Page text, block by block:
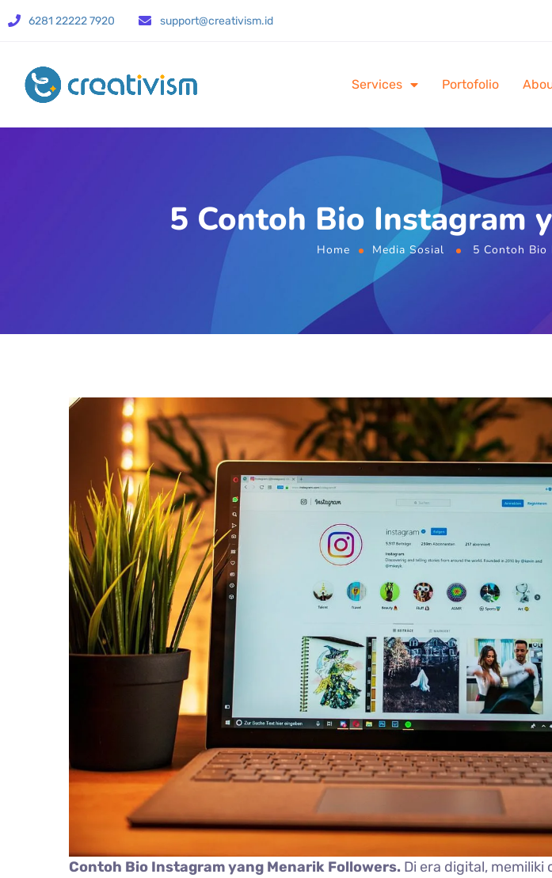
6281 22222 7920 support@creativism.id
Services Portofolio
5 Contoh Bio Instagram
Home Media Sosial 5 Contoh Bio
Contoh Bio Instagram yang Menarik Followers. Di era digital,